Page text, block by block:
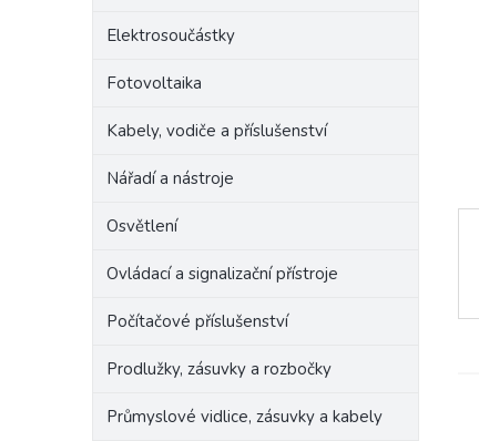
Elektrosoučástky
Fotovoltaika
Kabely, vodiče a příslušenství
Nářadí a nástroje
Osvětlení
Ovládací a signalizační přístroje
Počítačové příslušenství
Prodlužky, zásuvky a rozbočky
Průmyslové vidlice, zásuvky a kabely